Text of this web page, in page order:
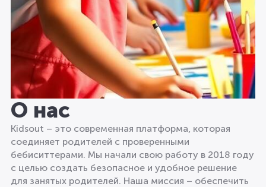
О нас
Kidsout – это современная платформа, которая
соединяет родителей с проверенными
бебиситтерами. Мы начали свою работу в 2018 году
с целью создать безопасное и удобное решение
для занятых родителей. Наша миссия – обеспечить